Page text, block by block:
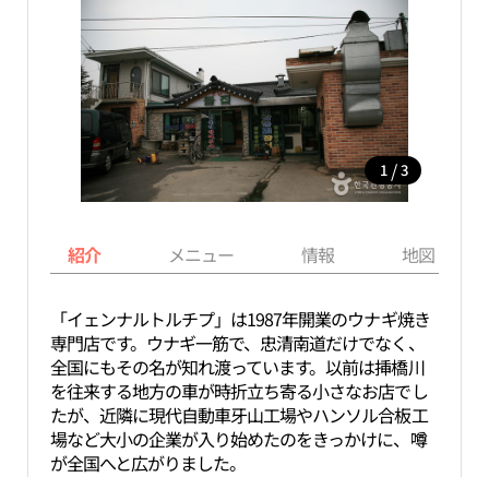
1 / 3
紹介 メニュー 情報 地図
「イェンナルトルチプ」は1987年開業のウナギ焼き
専門店です。ウナギ一筋で、忠清南道だけでなく、
全国にもその名が知れ渡っています。以前は挿橋川
を往来する地方の車が時折立ち寄る小さなお店でし
たが、近隣に現代自動車牙山工場やハンソル合板工
場など大小の企業が入り始めたのをきっかけに、噂
が全国へと広がりました。